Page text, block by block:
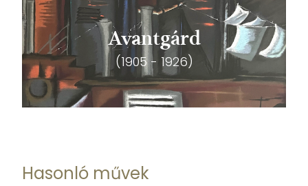
Avantgárd
(1905 - 1926)
Hasonló művek